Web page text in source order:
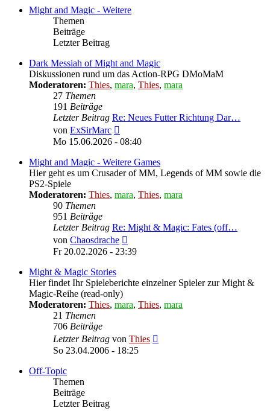
Might and Magic - Weitere
Themen
Beiträge
Letzter Beitrag
Dark Messiah of Might and Magic
Diskussionen rund um das Action-RPG DMoMaM
Moderatoren: Thies, mara, Thies, mara
27 Themen
191 Beiträge
Letzter Beitrag Re: Neues Futter Richtung Dar…
von ExSirMarc
Beitrag
Mo 15.06.2026 - 08:40
Might and Magic - Weitere Games
Hier geht es um Crusader of MM, Legends of MM sowie die
PS2-Spiele
Moderatoren: Thies, mara, Thies, mara
90 Themen
951 Beiträge
Letzter Beitrag Re: Might & Magic: Fates (off…
von Chaosdrache
Beitrag
Fr 20.02.2026 - 23:39
Might & Magic Stories
Hier findet Ihr Spieleberichte einzelner Spieler zur Might &
Magic-Reihe (read-only)
Moderatoren: Thies, mara, Thies, mara
21 Themen
706 Beiträge
Letzter Beitrag von Thies
So 23.04.2006 - 18:25
Off-Topic
Themen
Beiträge
Letzter Beitrag